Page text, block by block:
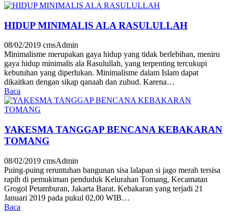
HIDUP MINIMALIS ALA RASULULLAH
08/02/2019 cmsAdmin
Minimalisme merupakan gaya hidup yang tidak berlebihan, meniru
gaya hidup minimalis ala Rasulullah, yang terpenting tercukupi
kebutuhan yang diperlukan. Minimalisme dalam Islam dapat
dikaitkan dengan sikap qanaah dan zuhud. Karena…
Baca
YAKESMA TANGGAP BENCANA KEBAKARAN
TOMANG
08/02/2019 cmsAdmin
Puing-puing reruntuhan bangunan sisa lalapan si jago merah tersisa
rapih di pemukiman penduduk Kelurahan Tomang, Kecamatan
Grogol Petamburan, Jakarta Barat. Kebakaran yang terjadi 21
Januari 2019 pada pukul 02,00 WIB…
Baca